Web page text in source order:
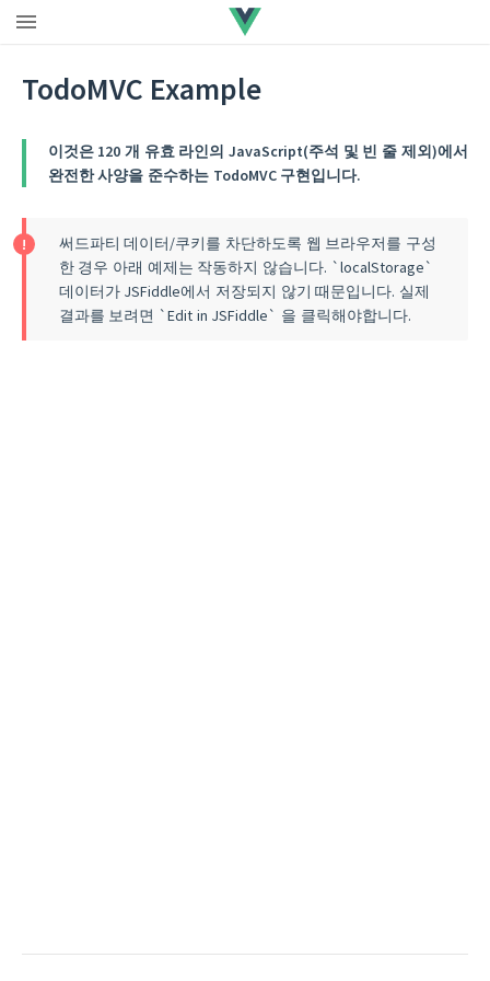
TodoMVC Example
이것은 120 개 유효 라인의 JavaScript(주석 및 빈 줄 제외)에서
완전한 사양을 준수하는 TodoMVC 구현입니다.
써드파티 데이터/쿠키를 차단하도록 웹 브라우저를 구성
한 경우 아래 예제는 작동하지 않습니다. `localStorage`
데이터가 JSFiddle에서 저장되지 않기 때문입니다. 실제
결과를 보려면 `Edit in JSFiddle` 을 클릭해야합니다.